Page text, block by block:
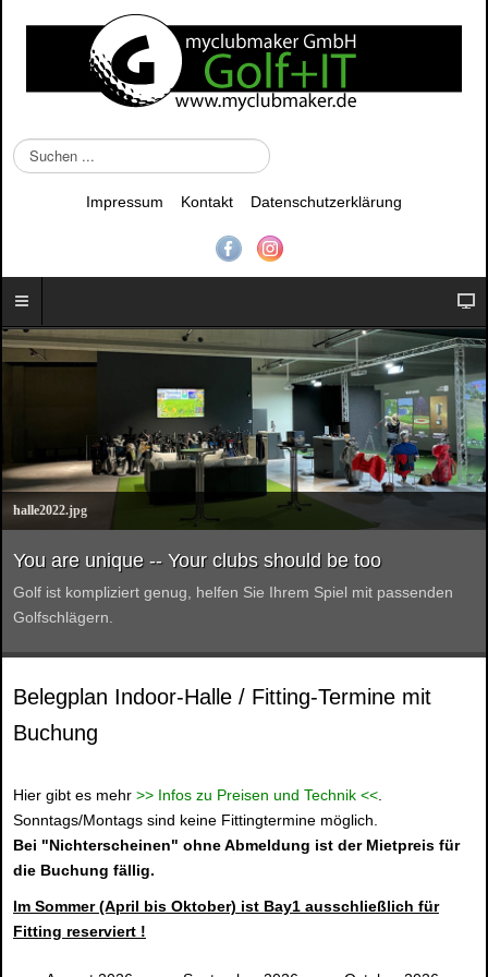
S
u
.
.
.
Impressum Kontakt Datenschutzerklärung
halle2022.jpg
You are unique -- Your clubs should be too
Golf ist kompliziert genug, helfen Sie Ihrem Spiel mit passenden
Golfschlägern.
Belegplan Indoor-Halle / Fitting-Termine mit
Buchung
Hier gibt es mehr >> Infos zu Preisen und Technik <<.
Sonntags/Montags sind keine Fittingtermine möglich.
Bei "Nichterscheinen" ohne Abmeldung ist der Mietpreis für
die Buchung fällig.
Im Sommer (April bis Oktober) ist Bay1 ausschließlich für
Fitting reserviert !